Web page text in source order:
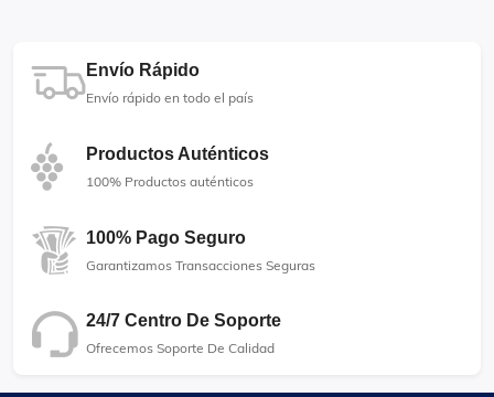
Envío Rápido
Envío rápido en todo el país
Productos Auténticos
100% Productos auténticos
100% Pago Seguro
Garantizamos Transacciones Seguras
24/7 Centro De Soporte
Ofrecemos Soporte De Calidad